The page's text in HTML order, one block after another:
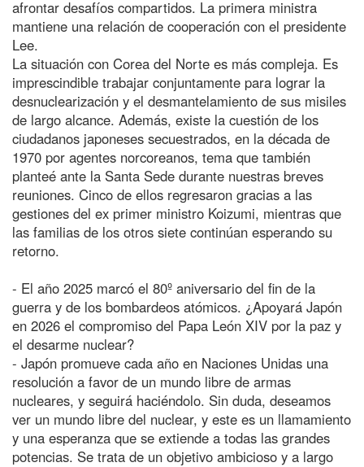
afrontar desafíos compartidos. La primera ministra
mantiene una relación de cooperación con el presidente
Lee.
La situación con Corea del Norte es más compleja. Es
imprescindible trabajar conjuntamente para lograr la
desnuclearización y el desmantelamiento de sus misiles
de largo alcance. Además, existe la cuestión de los
ciudadanos japoneses secuestrados, en la década de
1970 por agentes norcoreanos, tema que también
planteé ante la Santa Sede durante nuestras breves
reuniones. Cinco de ellos regresaron gracias a las
gestiones del ex primer ministro Koizumi, mientras que
las familias de los otros siete continúan esperando su
retorno.
- El año 2025 marcó el 80º aniversario del fin de la
guerra y de los bombardeos atómicos. ¿Apoyará Japón
en 2026 el compromiso del Papa León XIV por la paz y
el desarme nuclear?
- Japón promueve cada año en Naciones Unidas una
resolución a favor de un mundo libre de armas
nucleares, y seguirá haciéndolo. Sin duda, deseamos
ver un mundo libre del nuclear, y este es un llamamiento
y una esperanza que se extiende a todas las grandes
potencias. Se trata de un objetivo ambicioso y a largo